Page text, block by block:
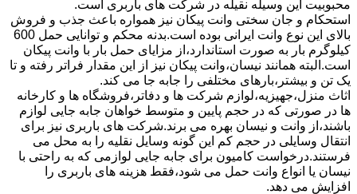
محبوبیت این وسیله نقیله در شرکت های باربری است.
استحکام و جان سختی وانت پیکان نیز همواره باعث جذب و فروش
بالای این نوع وانت ایرانی بوده است.بدنه محکم و توانایی حمل 600
کیلوگرم بار به صورت استاندارد،از مزایای حمل بار با وانت پیکان
است.البته همانند نیسان،وانت پیکان نیز از این مقدار فراتر رفته و تا
یک تن و بیشتر،بارهای مختلفی را جابه جا می کند.
اثاث منزل،جهیزیه،لوازم شرکت ها و دفاتر،فروشگاه ها و کارخانه
ها در صورتی که در حجم پایین و متوسط خواهان جابه جایی لوازم
باشند،از وانت و نیسان بهره می برند.شرکت های باربری نیز برای
انتقال وسایلی در حجم کم این گونه وسایل نقلیه را به محل می
فرستند.درخواست کامیون برای جابه جایی لوازمی که به راحتی با
نیسان یا انواع وانت حمل می شود،فقط هزینه های باربری را
افزایش می دهد.